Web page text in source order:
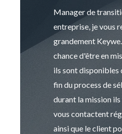
Manager de
entreprise, je vous
grandement
chance d'être en
ils sont disponibles
fin du process de
durant la mission
vous contactent
ainsi que le client